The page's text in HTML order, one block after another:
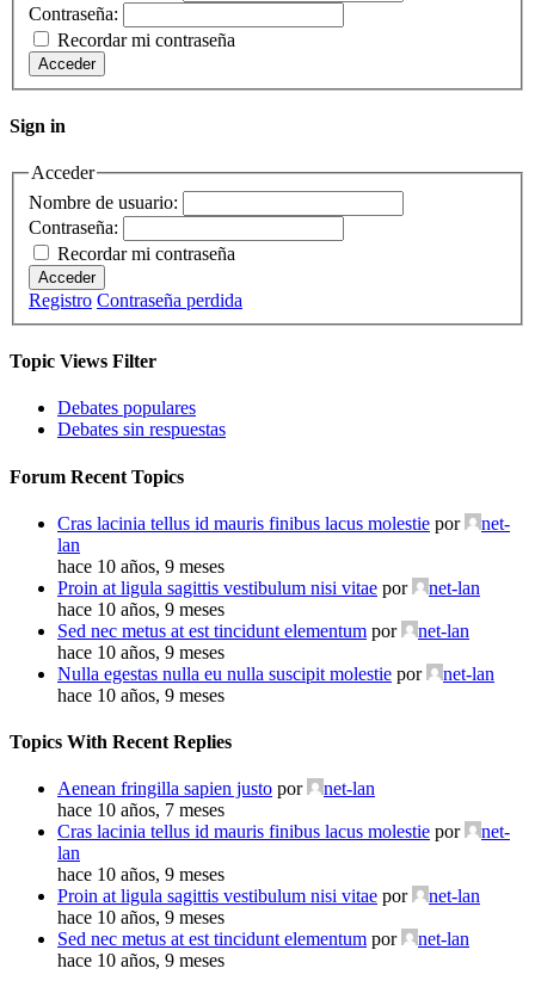
Contraseña:
Recordar mi contraseña
Acceder
Sign in
Acceder
Nombre de usuario:
Contraseña:
Recordar mi contraseña
Acceder
Registro Contraseña perdida
Topic Views Filter
Debates populares
Debates sin respuestas
Forum Recent Topics
Cras lacinia tellus id mauris finibus lacus molestie por
net-
lan
hace 10 años, 9 meses
Proin at ligula sagittis vestibulum nisi vitae por
net-lan
hace 10 años, 9 meses
Sed nec metus at est tincidunt elementum por
net-lan
hace 10 años, 9 meses
Nulla egestas nulla eu nulla suscipit molestie por
net-lan
hace 10 años, 9 meses
Topics With Recent Replies
Aenean fringilla sapien justo por
net-lan
hace 10 años, 7 meses
Cras lacinia tellus id mauris finibus lacus molestie por
net-
lan
hace 10 años, 9 meses
Proin at ligula sagittis vestibulum nisi vitae por
net-lan
hace 10 años, 9 meses
Sed nec metus at est tincidunt elementum por
net-lan
hace 10 años, 9 meses